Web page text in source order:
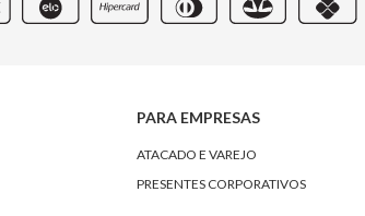
PARA EMPRESAS
ATACADO E VAREJO
PRESENTES CORPORATIVOS